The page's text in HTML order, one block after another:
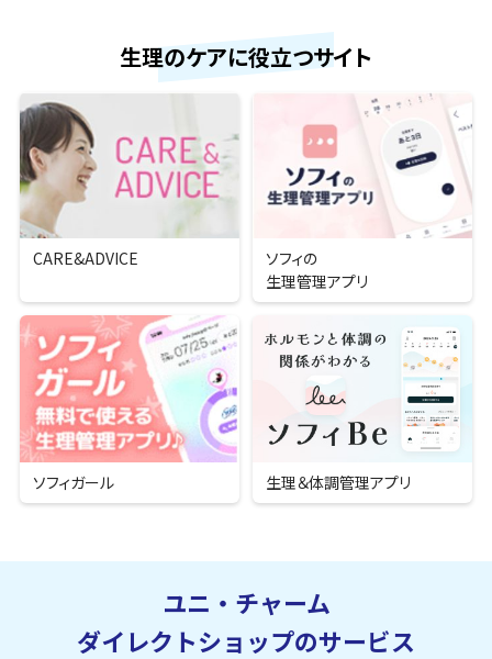
生理のケアに役立つサイト
CARE&ADVICE
ソフィの
生理管理アプリ
ソフィガール 生理＆体調管理アプリ
ユニ・チャーム
ダイレクトショップのサービス